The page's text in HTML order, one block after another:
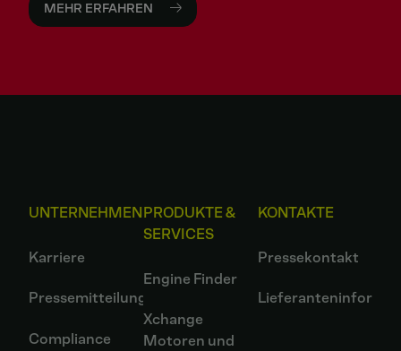
MEHR ERFAHREN
UNTERNEHMEN
Karriere
Pressemitteilungen
Compliance
PRODUKTE &
SERVICES
Engine Finder
Xchange
Motoren und
KONTAKTE
Pressekontakt